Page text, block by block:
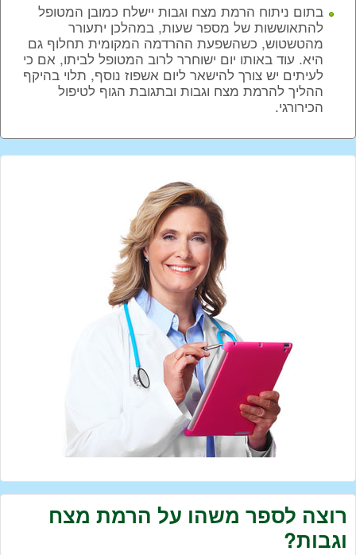
בתום ניתוח הרמת מצח וגבות יישלח כמובן המטופל
להתאוששות של מספר שעות, במהלכן יתעורר
מהטשטוש, כשהשפעת ההרדמה המקומית תחלוף גם
היא. עוד באותו יום ישוחרר לרוב המטופל לביתו, אם כי
לעיתים יש צורך להישאר ליום אשפוז נוסף, תלוי בהיקף
ההליך להרמת מצח וגבות ובתגובת הגוף לטיפול
הכירורגי.
רוצה לספר משהו על הרמת מצח
וגבות?